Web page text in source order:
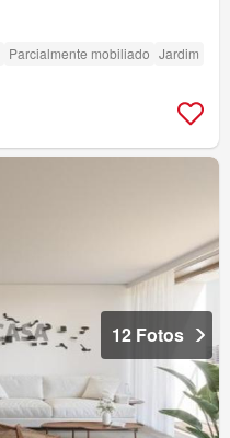
Parcialmente mobiliado Jardim
12 Fotos